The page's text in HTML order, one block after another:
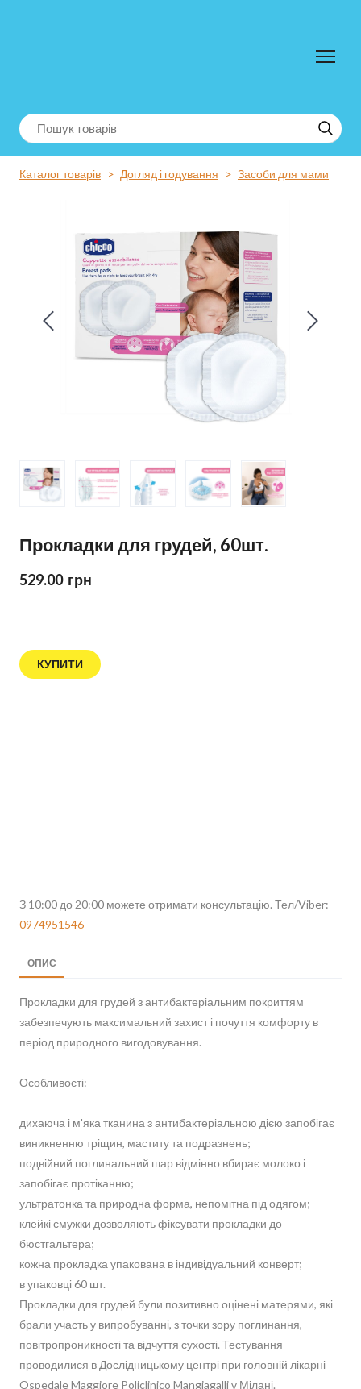
Каталог товарів Догляд і годування Засоби для мами
Прокладки для грудей, 60шт.
529.00  грн
КУПИТИ
З 10:00 до 20:00 можете отримати консультацію. Тел/Viber:
0974951546
ОПИС
Прокладки для грудей з антибактеріальним покриттям
забезпечують максимальний захист і почуття комфорту в
період природного вигодовування.
Особливості:
дихаюча і м'яка тканина з антибактеріальною дією запобігає
виникненню тріщин, маститу та подразнень;
подвійний поглинальний шар відмінно вбирає молоко і
запобігає протіканню;
ультратонка та природна форма, непомітна під одягом;
клейкі смужки дозволяють фіксувати прокладки до
бюстгальтера;
кожна прокладка упакована в індивідуальний конверт;
в упаковці 60 шт.
Прокладки для грудей були позитивно оцінені матерями, які
брали участь у випробуванні, з точки зору поглинання,
повітропроникності та відчуття сухості. Тестування
проводилися в Дослідницькому центрі при головній лікарні
Ospedale Maggiore Policlinico Mangiagalli у Мілані.